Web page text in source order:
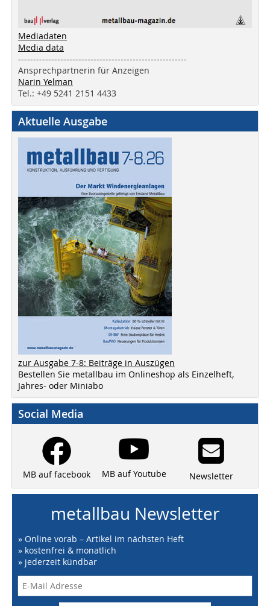
Mediadaten
Media data
--------------------------------------------------------
Ansprechpartnerin für Anzeigen
Narin Yelman
Tel.: +49 5241 2151 4433
Aktuelle Ausgabe
zur Ausgabe 7-8: Beiträge in Auszügen
Bestellen Sie metallbau im Onlineshop als Einzelheft,
Jahres- oder Miniabo
Social Media
MB auf facebook MB auf Youtube Newsletter
metallbau Newsletter
» Online vorab – Artikel im nächsten Heft
» kostenfrei & monatlich
» jederzeit kündbar